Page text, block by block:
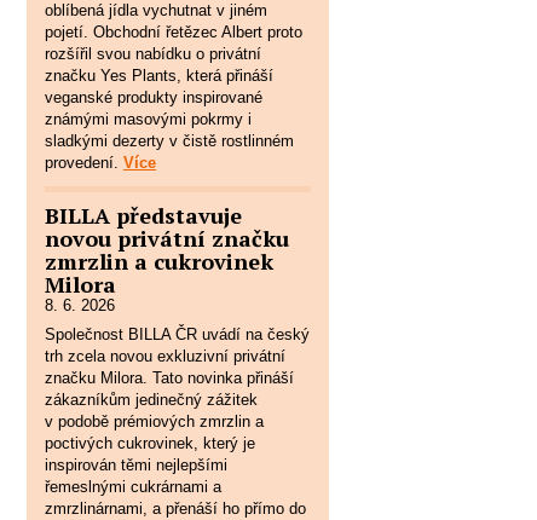
oblíbená jídla vychutnat v jiném
pojetí. Obchodní řetězec Albert proto
rozšířil svou nabídku o privátní
značku Yes Plants, která přináší
veganské produkty inspirované
známými masovými pokrmy i
sladkými dezerty v čistě rostlinném
provedení. Více
BILLA představuje
novou privátní značku
zmrzlin a cukrovinek
Milora
8. 6. 2026
Společnost BILLA ČR uvádí na český
trh zcela novou exkluzivní privátní
značku Milora. Tato novinka přináší
zákazníkům jedinečný zážitek
v podobě prémiových zmrzlin a
poctivých cukrovinek, který je
inspirován těmi nejlepšími
řemeslnými cukrárnami a
zmrzlinárnami, a přenáší ho přímo do